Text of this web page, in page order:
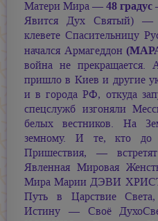
Матери Мира — 48 градус
Явится Дух Святый) —
клевете Спасительницу
начался Армагеддон
война не прекращается.
пришло в Киев и другие
и в города РФ, откуда
спецслужб изгоняли
белых вестников. На
земному. И те, кто до
Пришествия, —
Явленная Мировая
МираМарии ДЭВИ
Путь в Царствие
Истину — Своё